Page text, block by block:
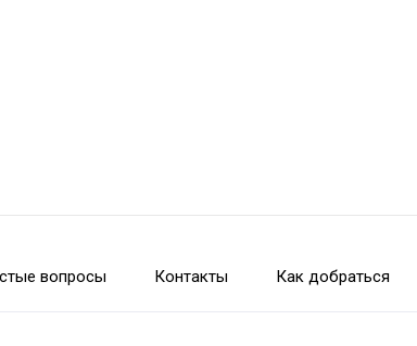
вопросы Контакты Как добраться